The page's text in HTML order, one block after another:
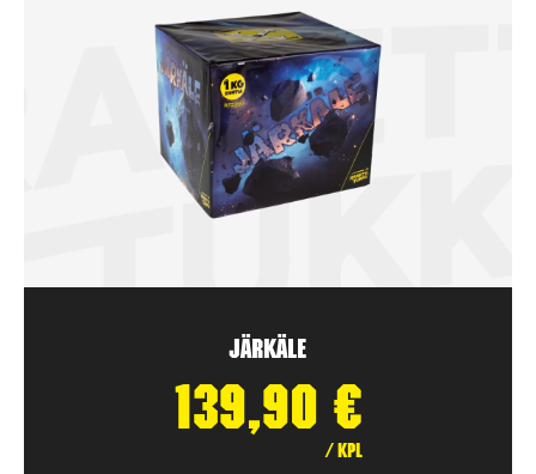
Järkäle
139,90 €
/ kpl